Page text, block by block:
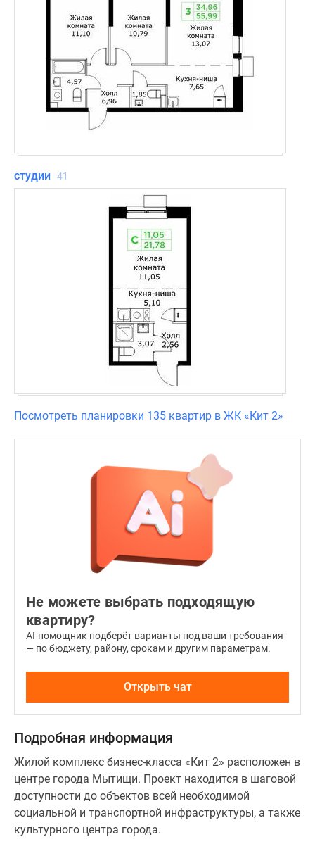
студии 41
Посмотреть планировки 135 квартир в ЖК «Кит 2»
Не можете выбрать подходящую
квартиру?
AI-помощник подберёт варианты под ваши требования
— по бюджету, району, срокам и другим параметрам.
Открыть чат
Подробная информация
Жилой комплекс бизнес-класса «Кит 2» расположен в
центре города Мытищи. Проект находится в шаговой
доступности до объектов всей необходимой
социальной и транспортной инфраструктуры, а также
культурного центра города.